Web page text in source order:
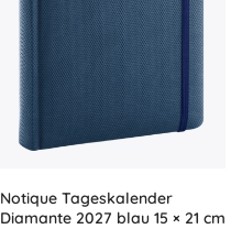
Notique Tageskalender
Diamante 2027 blau 15 × 21 cm